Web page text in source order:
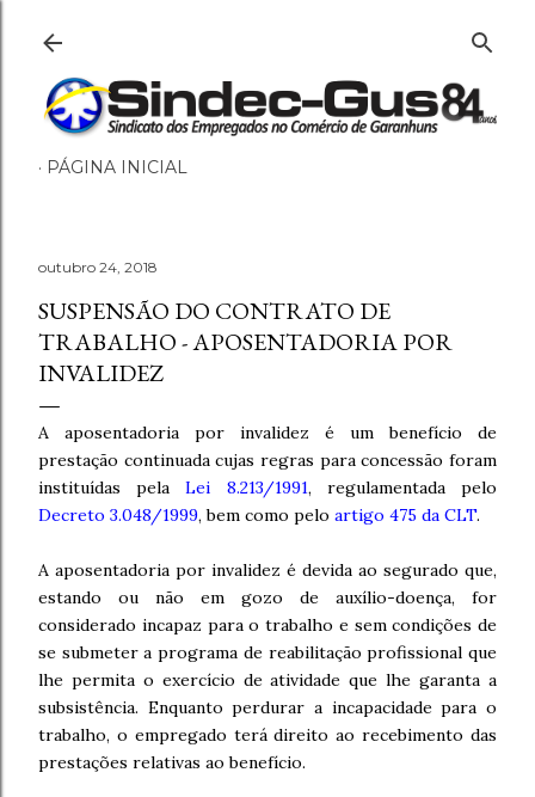
PÁGINA INICIAL
outubro 24, 2018
SUSPENSÃO DO CONTRATO DE
TRABALHO - APOSENTADORIA POR
INVALIDEZ
A aposentadoria por invalidez é um benefício de
prestação continuada cujas regras para concessão foram
instituídas pelaLei 8.213/1991, regulamentada pelo
Decreto 3.048/1999, bem como pelo artigo 475 da CLT.
A aposentadoria por invalidez é devida ao segurado que,
estando ou não em gozo de auxílio-doença, for
considerado incapaz para o trabalho e sem condições de
se submeter a programa de reabilitação profissional que
lhe permita o exercício de atividade que lhe garanta a
subsistência. Enquanto perdurar a incapacidade para o
trabalho, o empregado terá direito ao recebimento das
prestações relativas ao benefício.